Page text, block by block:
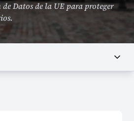
Datos de la UE para proteger